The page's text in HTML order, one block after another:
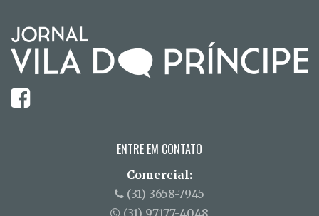
ENTRE EM CONTATO
Comercial:
(31) 3658-7945
(31) 97177-4048